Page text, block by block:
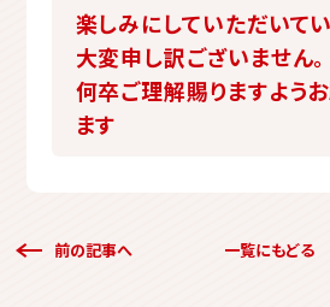
楽しみにしていただいて
大変申し訳ございません。
何卒ご理解賜りますよう
ます
前の記事へ 一覧にもどる